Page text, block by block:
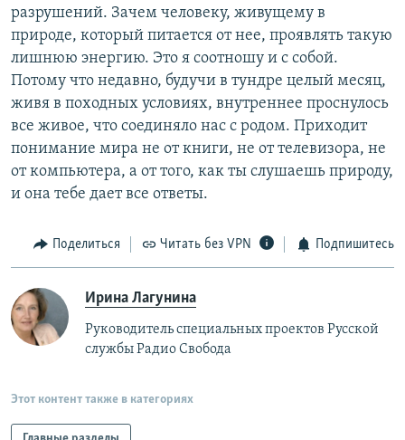
разрушений. Зачем человеку, живущему в
природе, который питается от нее, проявлять такую
лишнюю энергию. Это я соотношу и с собой.
Потому что недавно, будучи в тундре целый месяц,
живя в походных условиях, внутреннее проснулось
все живое, что соединяло нас с родом. Приходит
понимание мира не от книги, не от телевизора, не
от компьютера, а от того, как ты слушаешь природу,
и она тебе дает все ответы.
Поделиться Читать без VPN Подпишитесь
Ирина Лагунина
Руководитель специальных проектов Русской
службы Радио Свобода
Этот контент также в категориях